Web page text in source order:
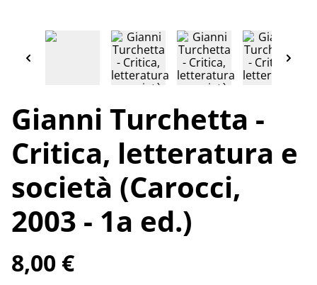
Gianni Turchetta -
Critica, letteratura e
società (Carocci,
2003 - 1a ed.)
8,00 €